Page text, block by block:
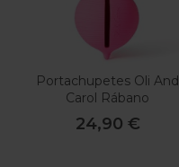
Portachupetes Oli And
Carol Rábano
24,90 €